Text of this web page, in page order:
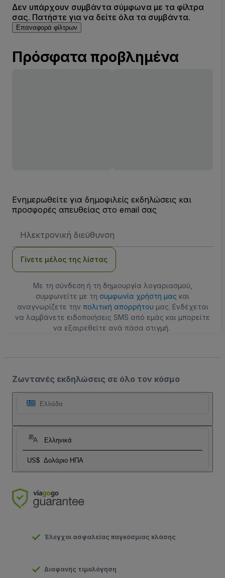
Δεν υπάρχουν συμβάντα σύμφωνα με τα φίλτρα
σας. Πατήστε για να δείτε όλα τα συμβάντα.
Επαναφορά φίλτρων
Πρόσφατα προβλημένα
Ενημερωθείτε για δημοφιλείς εκδηλώσεις και
προσφορές απευθείας στο email σας
Email
Γίνετε μέλος της λίστας
Με τη σύνδεση ή τη δημιουργία λογαριασμού,
συμφωνείτε με τη συμφωνία χρήστη μας και
αναγνωρίζετε την πολιτική απορρήτου μας. Ενδέχεται
να λαμβάνετε ειδοποιήσεις SMS από εμάς και μπορείτε
να εξαιρεθείτε ανά πάσα στιγμή.
Ζωντανές εκδηλώσεις σε όλο τον κόσμο
Ελλάδα
Ελληνικά
US$ Δολάριο ΗΠΑ
Έλεγχοι ασφαλείας παγκόσμιας κλάσης
Διαφανής τιμολόγηση